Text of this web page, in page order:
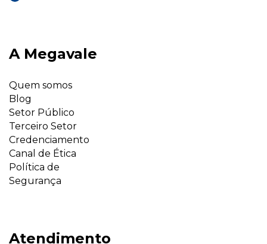
A Megavale
Quem somos
Blog
Setor Público
Terceiro Setor
Credenciamento
Canal de Ética
Política de
Segurança
Atendimento